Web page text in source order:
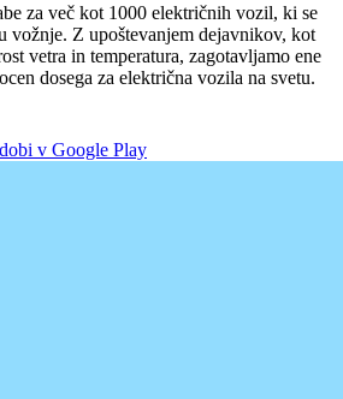
za več kot 1000 električnih vozil, ki se
vožnje. Z upoštevanjem dejavnikov, kot
vetra in temperatura, zagotavljamo ene
dosega za električna vozila na svetu.